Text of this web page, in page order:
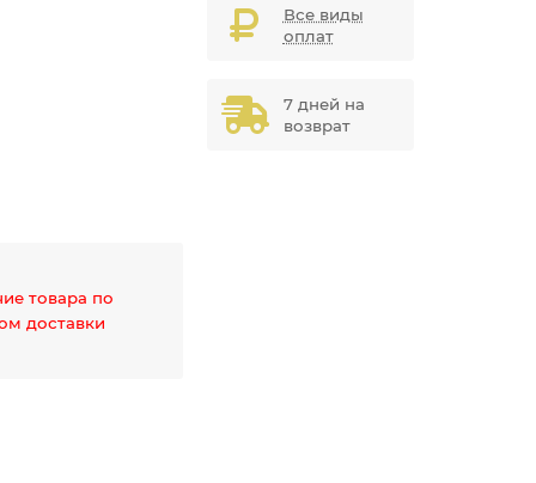
товара по
доставки
Все виды
оплат
7 дней на
возврат